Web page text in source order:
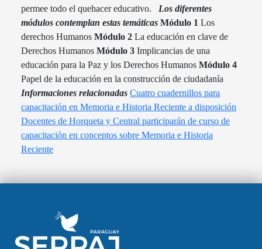
permee todo el quehacer educativo. Los diferentes
módulos contemplan estas temáticas Módulo 1 Los
derechos Humanos Módulo 2 La educación en clave de
Derechos Humanos Módulo 3 Implicancias de una
educación para la Paz y los Derechos Humanos Módulo 4
Papel de la educación en la construcción de ciudadanía
Informaciones relacionadas Cuatro cuadernillos para
capacitación en Memoria e Historia Reciente a disposición
Docentes de Horqueta y Central participarán de curso de
capacitación en conceptos sobre Memoria e Historia
Reciente